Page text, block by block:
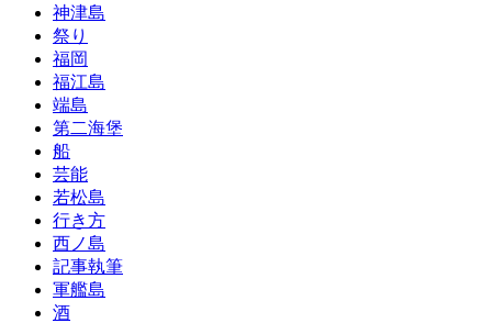
神津島
祭り
福岡
福江島
端島
第二海堡
船
芸能
若松島
行き方
西ノ島
記事執筆
軍艦島
酒